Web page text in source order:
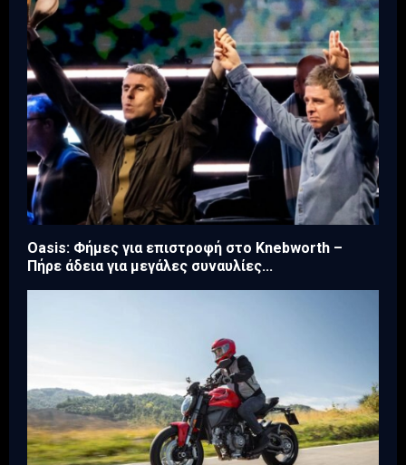
Oasis: Φήμες για επιστροφή στο Knebworth –
Πήρε άδεια για μεγάλες συναυλίες...